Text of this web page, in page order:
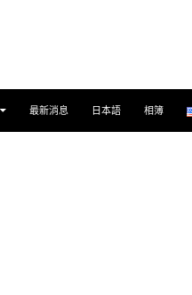
最新消息 日本語 相簿